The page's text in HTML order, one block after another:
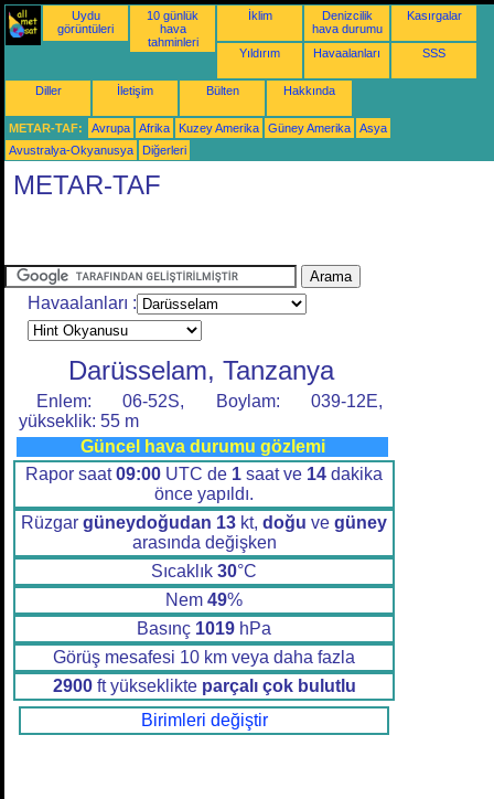
Uydu
görüntüleri
10 günlük
hava
tahminleri
İklim
Denizcilik
hava durumu
Kasırgalar
Yıldırım Havaalanları SSS
Diller İletişim Bülten Hakkında
METAR-TAF: Avrupa Afrika Kuzey Amerika Güney Amerika
Asya
Avustralya-Okyanusya
Diğerleri
METAR-TAF
Havaalanları :
Darüsselam, Tanzanya
Enlem: 06-52S, Boylam: 039-12E,
yükseklik: 55 m
Güncel hava durumu gözlemi
Rapor saat09:00 UTC de 1 saat ve 14 dakika
önce yapıldı.
Rüzgar güneydoğudan 13 kt, doğu ve güney
arasında değişken
Sıcaklık 30°C
Nem 49%
Basınç 1019 hPa
Görüş mesafesi 10 km veya daha fazla
2900ft yükseklikte parçalı çok bulutlu
Birimleri değiştir